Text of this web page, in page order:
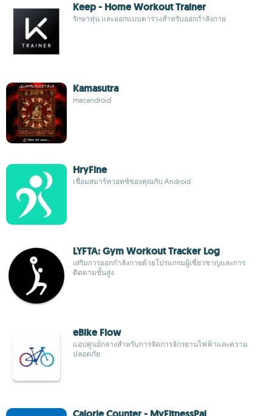
Keep - Home Workout Trainer
รักษาหุ่น และออกแบบตารางสำหรับออกกำลังกาย
Kamasutra
macandroid
HryFine
เชื่อมสมาร์ทวอทช์ของคุณกับ Android
LYFTA: Gym Workout Tracker Log
เสริมการออกกำลังกายด้วยโปรแกรมผู้เชี่ยวชาญและการ
ติดตามขั้นสูง
eBike Flow
แอปศูนย์กลางสำหรับการจัดการจักรยานไฟฟ้าและความ
ปลอดภัย